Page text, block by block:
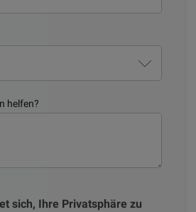
helfen?
sich, Ihre Privatsphäre zu